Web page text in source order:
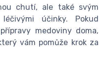
chutí, ale také svým
účinky. Pokud
medoviny doma,
vám pomůže krok za